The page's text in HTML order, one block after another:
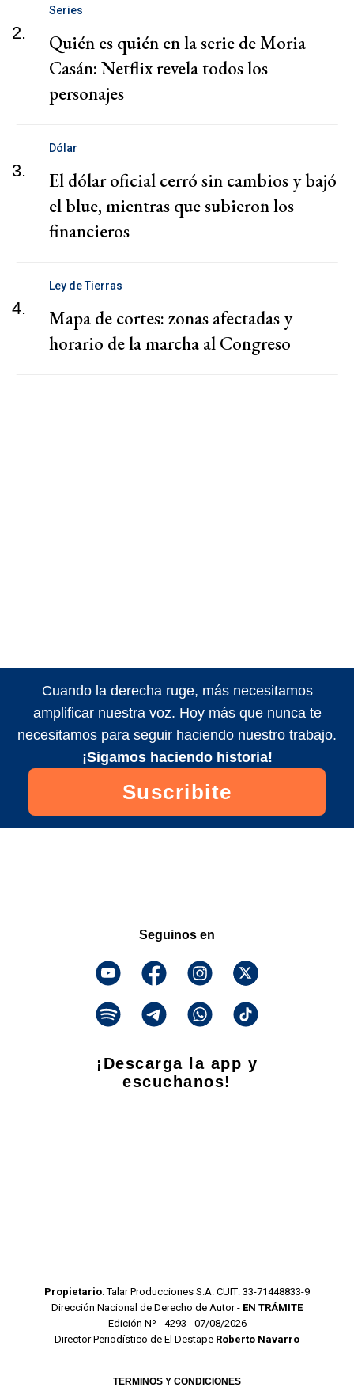
2.
Series
Quién es quién en la serie de Moria
Casán: Netflix revela todos los
personajes
3.
Dólar
El dólar oficial cerró sin cambios y bajó
el blue, mientras que subieron los
financieros
4.
Ley de Tierras
Mapa de cortes: zonas afectadas y
horario de la marcha al Congreso
Cuando la derecha ruge, más necesitamos
amplificar nuestra voz. Hoy más que nunca te
necesitamos para seguir haciendo nuestro trabajo.
¡Sigamos haciendo historia!
Suscribite
Seguinos en
¡Descarga la app y
escuchanos!
Propietario: Talar Producciones S.A. CUIT: 33-71448833-9
Dirección Nacional de Derecho de Autor - EN TRÁMITE
Edición Nº - 4293 - 07/08/2026
Director Periodístico de El Destape Roberto Navarro
TERMINOS Y CONDICIONES